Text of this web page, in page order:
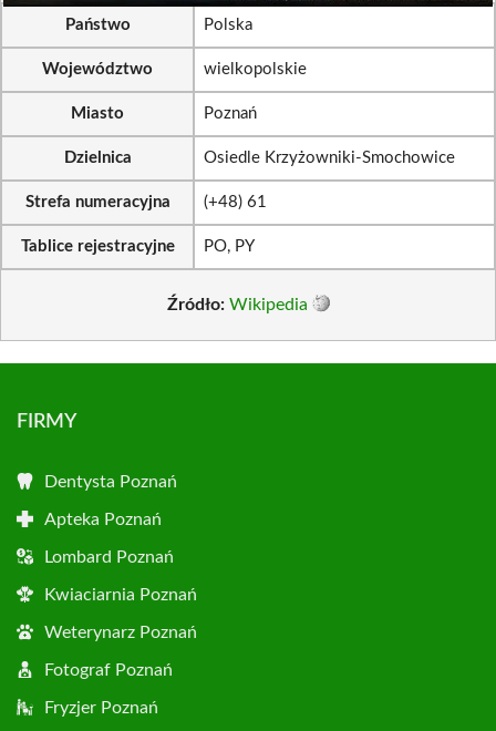
Państwo Polska
Województwo wielkopolskie
Miasto Poznań
Dzielnica Osiedle Krzyżowniki-Smochowice
Strefa numeracyjna (+48) 61
Tablice rejestracyjne PO, PY
Źródło: Wikipedia
FIRMY
Dentysta Poznań
Apteka Poznań
Lombard Poznań
Kwiaciarnia Poznań
Weterynarz Poznań
Fotograf Poznań
Fryzjer Poznań